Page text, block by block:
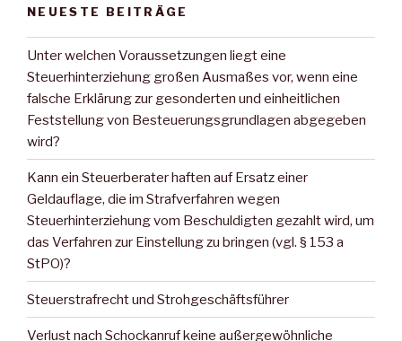
NEUESTE BEITRÄGE
Unter welchen Voraussetzungen liegt eine
Steuerhinterziehung großen Ausmaßes vor, wenn eine
falsche Erklärung zur gesonderten und einheitlichen
Feststellung von Besteuerungsgrundlagen abgegeben
wird?
Kann ein Steuerberater haften auf Ersatz einer
Geldauflage, die im Strafverfahren wegen
Steuerhinterziehung vom Beschuldigten gezahlt wird, um
das Verfahren zur Einstellung zu bringen (vgl. § 153 a
StPO)?
Steuerstrafrecht und Strohgeschäftsführer
Verlust nach Schockanruf keine außergewöhnliche